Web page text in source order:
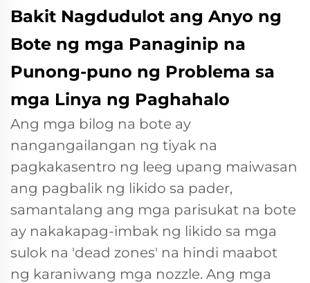
Bakit Nagdudulot ang Anyo ng
Bote ng mga Panaginip na
Punong-puno ng Problema sa
mga Linya ng Paghahalo
Ang mga bilog na bote ay
nangangailangan ng tiyak na
pagkakasentro ng leeg upang maiwasan
ang pagbalik ng likido sa pader,
samantalang ang mga parisukat na bote
ay nakakapag-imbak ng likido sa mga
sulok na 'dead zones' na hindi maabot
ng karaniwang mga nozzle. Ang mga